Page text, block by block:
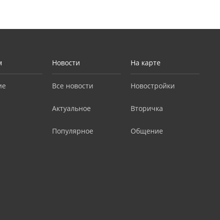
Новости
Все новости
Актуальное
Популярное
На карте
Новостройки
Вторичка
Общение